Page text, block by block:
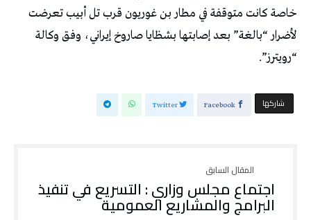
خاصة كانت متوقفة في مطار بن غوريون قرب تل أبيب تعرضت
لأضرار “بالغة” بعد إصابتها بشظايا صاروخ إيراني، وفق وكالة
“رويترز”.
‫‫ شاركها‬ Facebook
Twitter
اجتماع مجلس وزاري : التسريع في تنفيذ
البرامج والمشاريع العمومية